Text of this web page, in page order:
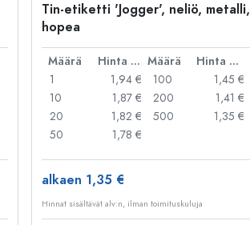
Tin-etiketti 'Jogger', neliö, metalli,
hopea
Määrä Hinta per kpl Määrä
Hinta per kpl
1
1,94 €
10
1,87 €
20
1,82 €
50
1,78 €
100
1,45 €
200
1,41 €
500
1,35 €
alkaen 1,35 €
Hinnat sisältävät alv:n, ilman toimituskuluja